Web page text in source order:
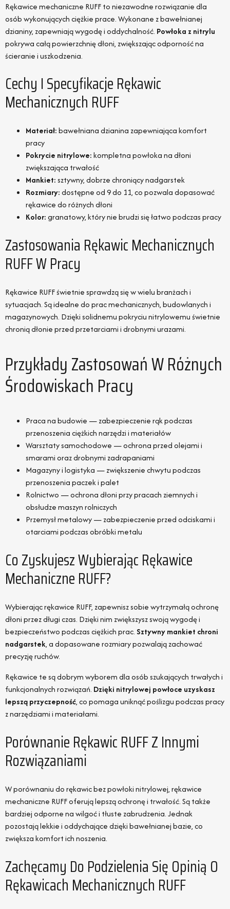
Rękawice mechaniczne RUFF to niezawodne rozwiązanie dla
osób wykonujących ciężkie prace. Wykonane z bawełnianej
dzianiny, zapewniają wygodę i oddychalność. Powłoka z nitrylu
pokrywa całą powierzchnię dłoni, zwiększając odporność na
ścieranie i uszkodzenia.
Cechy I Specyfikacje Rękawic
Mechanicznych RUFF
Materiał:bawełniana dzianina zapewniająca komfort
pracy
Pokrycie nitrylowe:kompletna powłoka na dłoni
zwiększająca trwałość
Mankiet:sztywny, dobrze chroniący nadgarstek
Rozmiary:dostępne od 9 do 11, co pozwala dopasować
rękawice do różnych dłoni
Kolor:granatowy, który nie brudzi się łatwo podczas pracy
Zastosowania Rękawic Mechanicznych
RUFF W Pracy
Rękawice RUFF świetnie sprawdzą się w wielu branżach i
sytuacjach. Są idealne do prac mechanicznych, budowlanych i
magazynowych. Dzięki solidnemu pokryciu nitrylowemu świetnie
chronią dłonie przed przetarciami i drobnymi urazami.
Przykłady Zastosowań W Różnych
Środowiskach Pracy
Praca na budowie — zabezpieczenie rąk podczas
przenoszenia ciężkich narzędzi i materiałów
Warsztaty samochodowe — ochrona przed olejami i
smarami oraz drobnymi zadrapaniami
Magazyny i logistyka — zwiększenie chwytu podczas
przenoszenia paczek i palet
Rolnictwo — ochrona dłoni przy pracach ziemnych i
obsłudze maszyn rolniczych
Przemysł metalowy — zabezpieczenie przed odciskami i
otarciami podczas obróbki metalu
Co Zyskujesz Wybierając Rękawice
Mechaniczne RUFF?
Wybierając rękawice RUFF, zapewnisz sobie wytrzymałą ochronę
dłoni przez długi czas. Dzięki nim zwiększysz swoją wygodę i
bezpieczeństwo podczas ciężkich prac. Sztywny mankiet chroni
nadgarstek, a dopasowane rozmiary pozwalają zachować
precyzję ruchów.
Rękawice te są dobrym wyborem dla osób szukających trwałych i
funkcjonalnych rozwiązań. Dzięki nitrylowej powłoce uzyskasz
lepszą przyczepność, co pomaga uniknąć poślizgu podczas pracy
z narzędziami i materiałami.
Porównanie Rękawic RUFF Z Innymi
Rozwiązaniami
W porównaniu do rękawic bez powłoki nitrylowej, rękawice
mechaniczne RUFF oferują lepszą ochronę i trwałość. Są także
bardziej odporne na wilgoć i tłuste zabrudzenia. Jednak
pozostają lekkie i oddychające dzięki bawełnianej bazie, co
zwiększa komfort ich noszenia.
Zachęcamy Do Podzielenia Się Opinią O
Rękawicach Mechanicznych RUFF